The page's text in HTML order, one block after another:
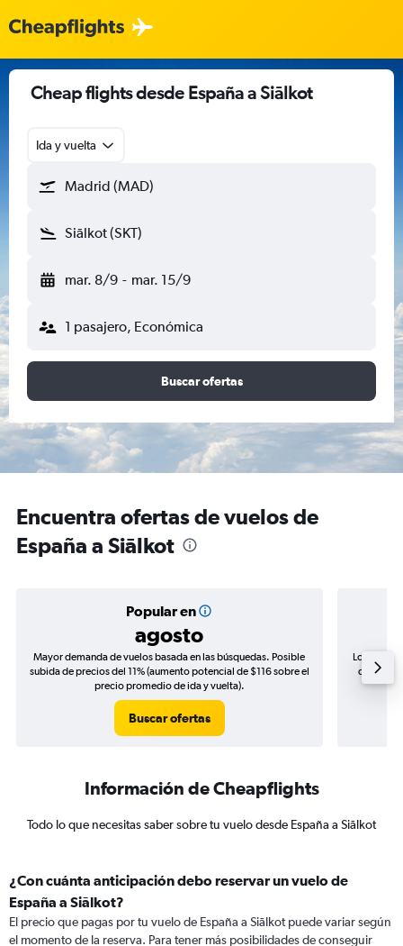
Cheap flights desde España a Siālkot
Ida y vuelta
Madrid (MAD)
Siālkot (SKT)
mar. 8/9 - mar. 15/9
1 pasajero, Económica
Buscar ofertas
Encuentra ofertas de vuelos de
España a Siālkot
Popular en
agosto
Mayor demanda de vuelos basada en las búsquedas. Posible
subida de precios del 11% (aumento potencial de $116 sobre el
precio promedio de ida y vuelta).
Buscar ofertas
Los
de
Información de Cheapflights
Todo lo que necesitas saber sobre tu vuelo desde España a Siālkot
¿Con cuánta anticipación debo reservar un vuelo de
España a Siālkot?
El precio que pagas por tu vuelo de España a Siālkot puede variar según
el momento de la reserva. Para tener más posibilidades de conseguir